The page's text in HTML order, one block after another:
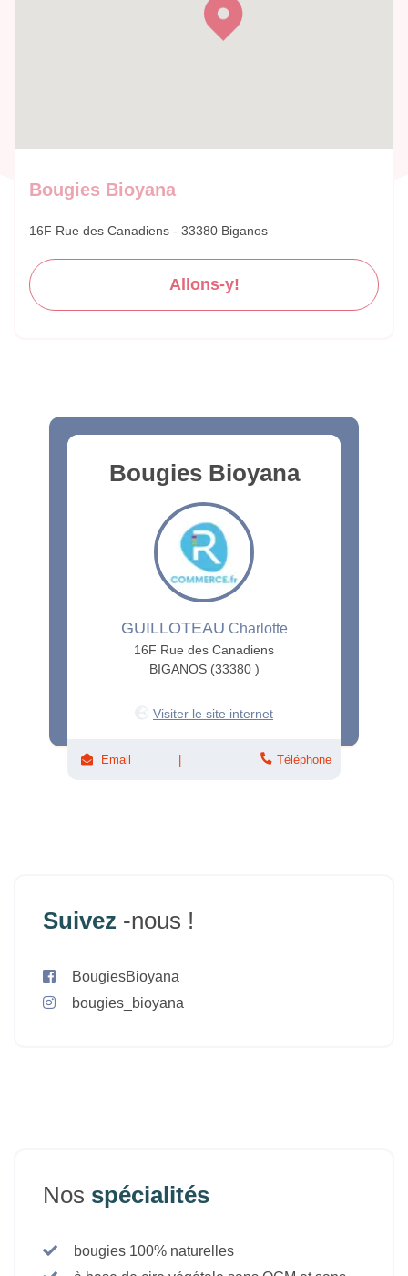
Bougies Bioyana
16F Rue des Canadiens - 33380 Biganos
Allons-y!
Bougies Bioyana
GUILLOTEAU Charlotte
16F Rue des Canadiens
BIGANOS (33380 )
Visiter le site internet
Email Téléphone
Suivez -nous !
BougiesBioyana
bougies_bioyana
Nos spécialités
bougies 100% naturelles